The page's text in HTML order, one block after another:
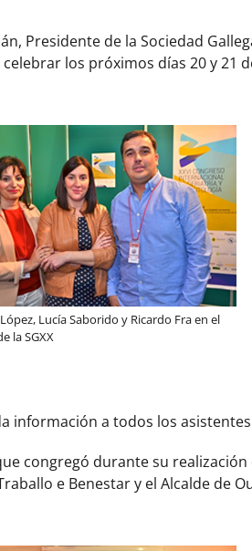
Presidente de la Sociedad
celebrar los próximos días 20 y 21
Lucía Saborido y Ricardo Fra en el
la SGXX
información a todos los
congregó durante su
e Benestar y el Alcalde de